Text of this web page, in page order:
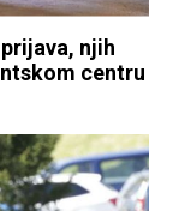
njih
centru